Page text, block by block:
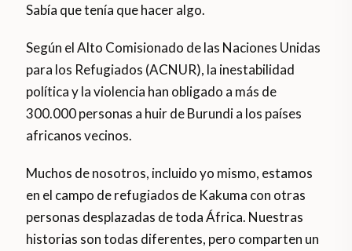
Sabía que tenía que hacer algo.
Según el Alto Comisionado de las Naciones Unidas
para los Refugiados (ACNUR), la inestabilidad
política y la violencia han obligado a más de
300.000 personas a huir de Burundi a los países
africanos vecinos.
Muchos de nosotros, incluido yo mismo, estamos
en el campo de refugiados de Kakuma con otras
personas desplazadas de toda África. Nuestras
historias son todas diferentes, pero comparten un